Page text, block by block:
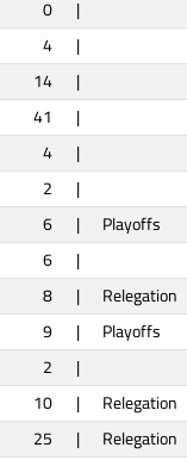
0
|
4
|
14
|
41
|
4
|
2
|
6 | Playoffs
6
|
8 | Relegation
9 | Playoffs
2
|
10 | Relegation
25 | Relegation